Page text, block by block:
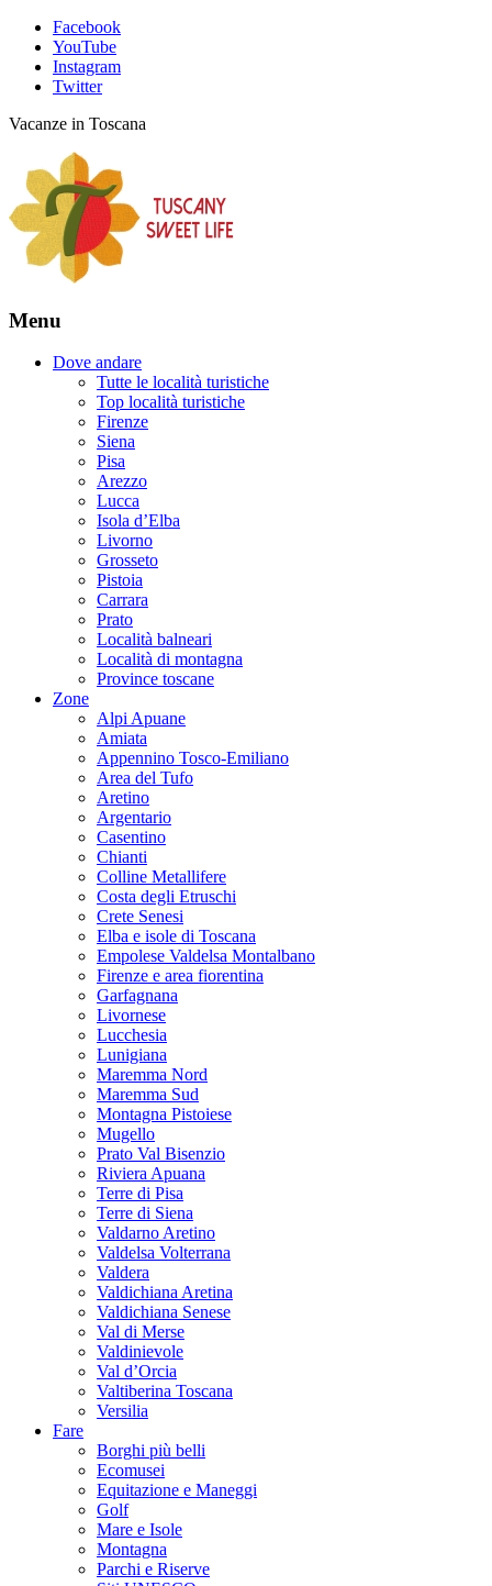
Facebook
YouTube
Instagram
Twitter
Vacanze in Toscana
Menu
Dove andare
Tutte le località turistiche
Top località turistiche
Firenze
Siena
Pisa
Arezzo
Lucca
Isola d’Elba
Livorno
Grosseto
Pistoia
Carrara
Prato
Località balneari
Località di montagna
Province toscane
Zone
Alpi Apuane
Amiata
Appennino Tosco-Emiliano
Area del Tufo
Aretino
Argentario
Casentino
Chianti
Colline Metallifere
Costa degli Etruschi
Crete Senesi
Elba e isole di Toscana
Empolese Valdelsa Montalbano
Firenze e area fiorentina
Garfagnana
Livornese
Lucchesia
Lunigiana
Maremma Nord
Maremma Sud
Montagna Pistoiese
Mugello
Prato Val Bisenzio
Riviera Apuana
Terre di Pisa
Terre di Siena
Valdarno Aretino
Valdelsa Volterrana
Valdera
Valdichiana Aretina
Valdichiana Senese
Val di Merse
Valdinievole
Val d’Orcia
Valtiberina Toscana
Versilia
Fare
Borghi più belli
Ecomusei
Equitazione e Maneggi
Golf
Mare e Isole
Montagna
Parchi e Riserve